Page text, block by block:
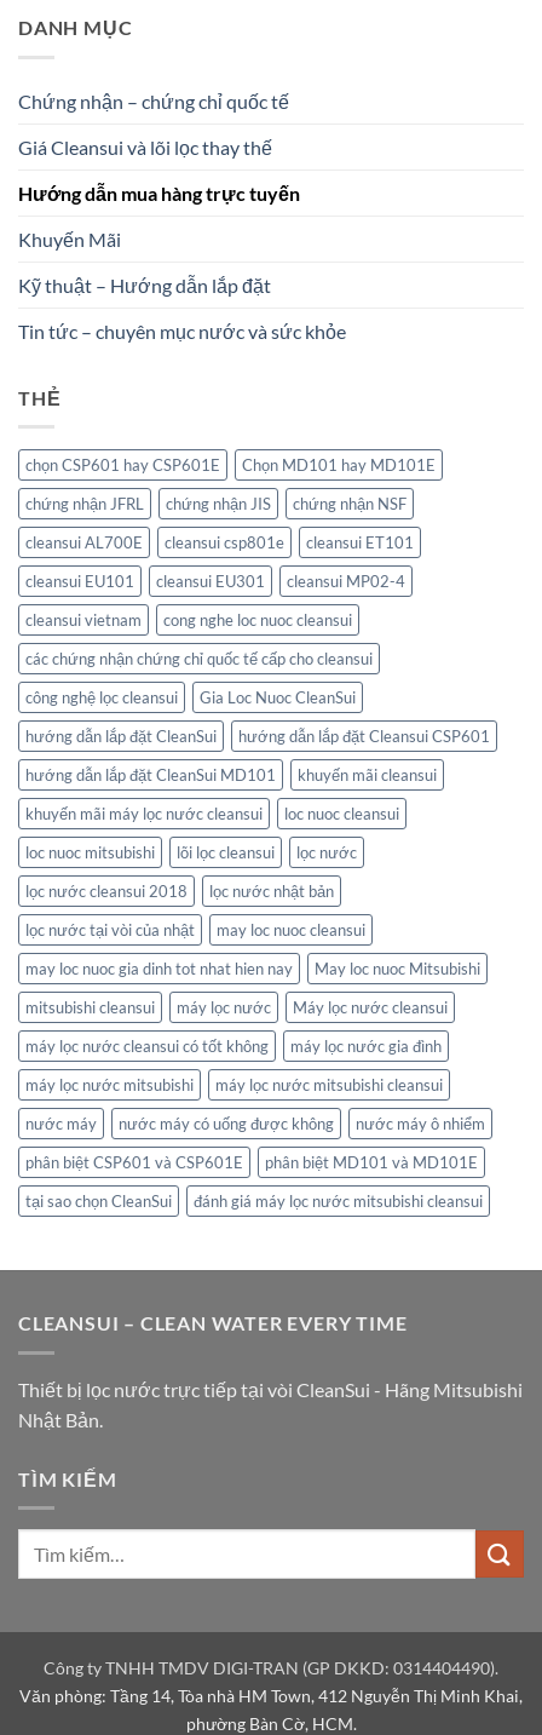
DANH MỤC
Chứng nhận – chứng chỉ quốc tế
Giá Cleansui và lõi lọc thay thế
Hướng dẫn mua hàng trực tuyến
Khuyến Mãi
Kỹ thuật – Hướng dẫn lắp đặt
Tin tức – chuyên mục nước và sức khỏe
THẺ
chọn CSP601 hay CSP601E
Chọn MD101 hay MD101E
chứng nhận JFRL
chứng nhận JIS
chứng nhận NSF
cleansui AL700E
cleansui csp801e
cleansui ET101
cleansui EU101
cleansui EU301
cleansui MP02-4
cleansui vietnam
cong nghe loc nuoc cleansui
các chứng nhận chứng chỉ quốc tế cấp cho cleansui
công nghệ lọc cleansui
Gia Loc Nuoc CleanSui
hướng dẫn lắp đặt CleanSui
hướng dẫn lắp đặt Cleansui CSP601
hướng dẫn lắp đặt CleanSui MD101
khuyến mãi cleansui
khuyến mãi máy lọc nước cleansui
loc nuoc cleansui
loc nuoc mitsubishi
lõi lọc cleansui
lọc nước
lọc nước cleansui 2018
lọc nước nhật bản
lọc nước tại vòi của nhật
may loc nuoc cleansui
may loc nuoc gia dinh tot nhat hien nay
May loc nuoc Mitsubishi
mitsubishi cleansui
máy lọc nước
Máy lọc nước cleansui
máy lọc nước cleansui có tốt không
máy lọc nước gia đình
máy lọc nước mitsubishi
máy lọc nước mitsubishi cleansui
nước máy
nước máy có uống được không
nước máy ô nhiểm
phân biệt CSP601 và CSP601E
phân biệt MD101 và MD101E
tại sao chọn CleanSui
đánh giá máy lọc nước mitsubishi cleansui
CLEANSUI – CLEAN WATER EVERY TIME
Thiết bị lọc nước trực tiếp tại vòi CleanSui - Hãng Mitsubishi
Nhật Bản.
TÌM KIẾM
Công ty TNHH TMDV DIGI-TRAN (GP DKKD: 0314404490).
Văn phòng: Tầng 14, Tòa nhà HM Town, 412 Nguyễn Thị Minh Khai,
phường Bàn Cờ, HCM.